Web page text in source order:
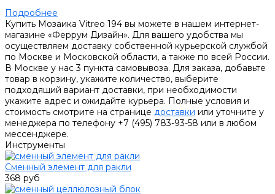
Подробнее
Купить Мозаика Vitreo 194 вы можете в нашем интернет-
магазине «Феррум Дизайн». Для вашего удобства мы
осуществляем доставку собственной курьерской службой
по Москве и Московской области, а также по всей России.
В Москве у нас 3 пункта самовывоза. Для заказа, добавьте
товар в корзину, укажите количество, выберите
подходящий вариант доставки, при необходимости
укажите адрес и ожидайте курьера. Полные условия и
стоимость смотрите на странице доставки или уточните у
менеджера по телефону +7 (495) 783-93-58 или в любом
мессенджере.
Инструменты
Сменный элемент для ракли
368 руб